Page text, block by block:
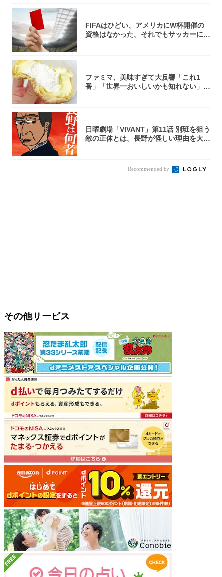
FIFAはひどい、アメリカにW杯開催の
資格はなかった。それでもサッカーには
ファミマ、美味すぎて大反響「これ1
番」「世界一おいしいかも知れない」
日曜劇場「VIVANT」第11話 別班を狙う
敵の正体とは。長野が怪しい理由を大
Recommended by
その他サービス